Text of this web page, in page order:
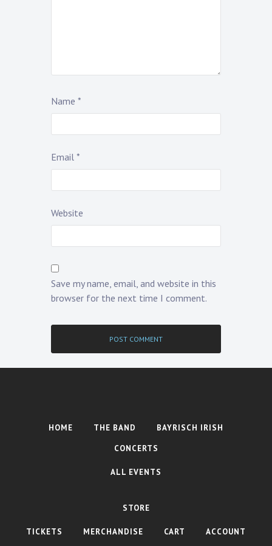
Name *
Email *
Website
Save my name, email, and website in this
browser for the next time I comment.
HOME THE BAND
BAYRISCH IRISH
CONCERTS
ALL EVENTS
STORE
TICKETS MERCHANDISE CART ACCOUNT